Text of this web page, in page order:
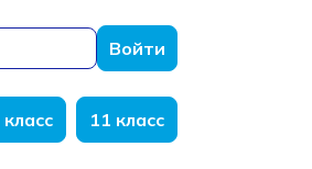
Войти
класс 11 класс